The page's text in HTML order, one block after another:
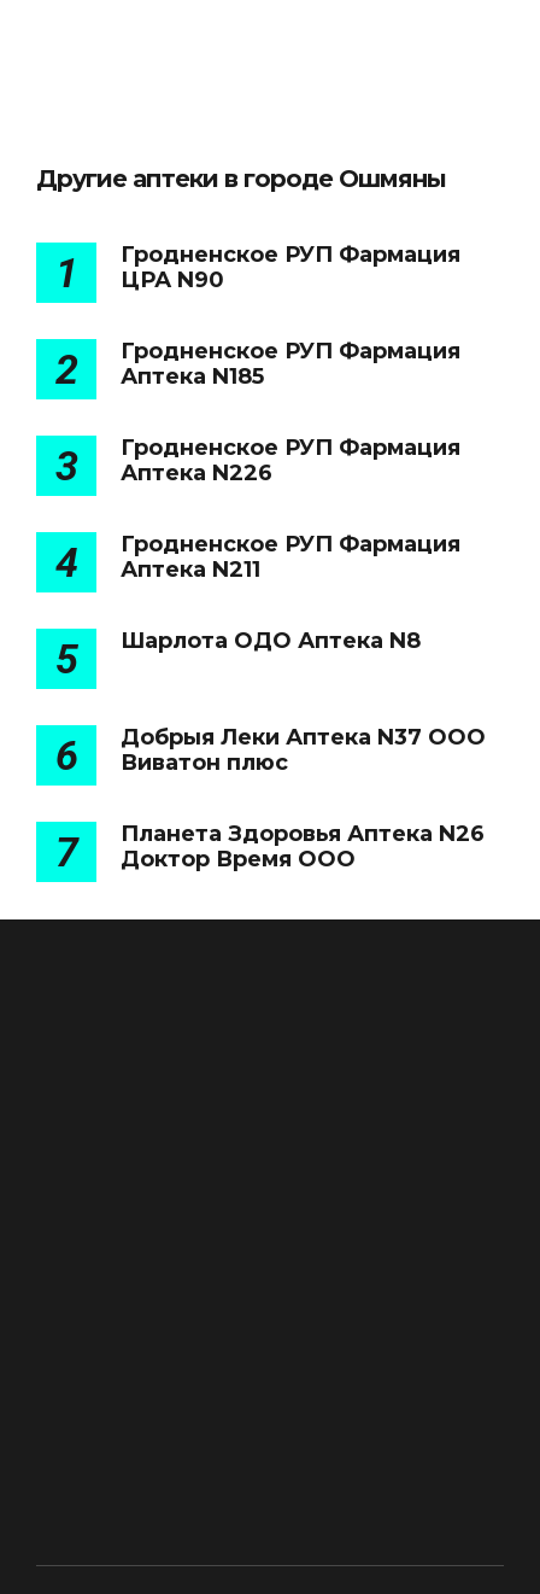
Другие аптеки в городе Ошмяны
1
Гродненское РУП Фармация
ЦРА N90
2
Гродненское РУП Фармация
Аптека N185
3
Гродненское РУП Фармация
Аптека N226
4
Гродненское РУП Фармация
Аптека N211
5 Шарлота ОДО Аптека N8
6
Добрыя Леки Аптека N37 ООО
Виватон плюс
7
Планета Здоровья Аптека N26
Доктор Время ООО